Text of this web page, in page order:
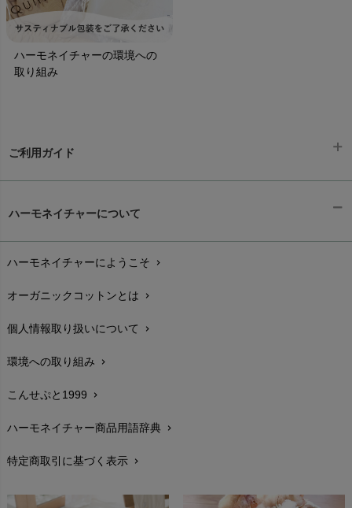
ハーモネイチャーの環境への
取り組み
ご利用ガイド
配送と送料chevron_right
在庫状況と発送予定chevron_right
サイズ・寸法chevron_right
生地・素材chevron_right
お手入れについて
レビューを書こうchevron_right
返品交換chevron_right
FAXでのご注文
ハーモネイチャーについて
ハーモネイチャーにようこそ chevron_right
オーガニックコットンとは chevron_right
個人情報取り扱いについて chevron_right
環境への取り組み chevron_right
こんせぷと1999 chevron_right
ハーモネイチャー商品用語辞典 chevron_right
特定商取引に基づく表示 chevron_right